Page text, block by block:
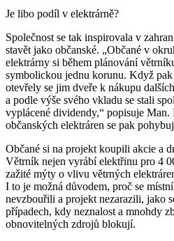
Je libo podíl v elektrárně?
Společnost se tak inspirovala v
stavět jako občanské. „Občané v
elektrárny si během plánování
symbolickou jednu korunu. Když pak
otevřely se jim dveře k nákupu
a podle výše svého vkladu se stali
vyplácené dividendy,“ popisuje
občanských elektráren se pak
Občané si na projekt koupili akcie a
Větrník nejen vyrábí elektřinu pro 4
zažité mýty o vlivu větrných
I to je možná důvodem, proč se
nevzbouřili a projekt nezarazili, jako
případech, kdy neznalost a mnohdy
obnovitelných zdrojů blokují.